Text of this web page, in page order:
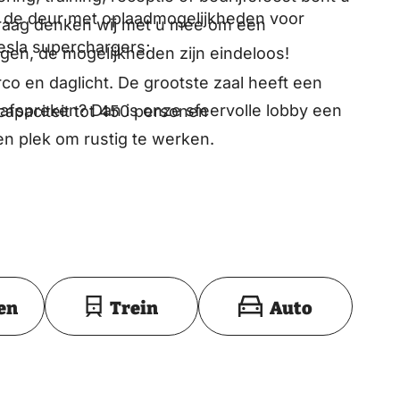
deur met oplaadmogelijkheden voor
superchargers;
en daglicht. De grootste zaal heeft een
tot 450 personen
de tuin voor bijzondere aangelegenheden;
denken wij met u mee om een
de mogelijkheden zijn eindeloos!
Dan is onze sfeervolle lobby een
plek om rustig te werken.
Toon op kaart
Trein Auto